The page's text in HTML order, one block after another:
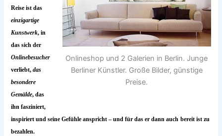
Onlineshop und 2 Galerien in Berlin. Junge
Berliner Künstler. Große Bilder, günstige
Preise.
Reise ist das
einzigartige
Kunstwerk, in
das sich der
Onlinebesucher
verliebt,das
besondere
Gemälde, das
ihn fasziniert,
inspiriert und seine Gefühle anspricht – und für das er dann auch bereit ist zu
bezahlen.